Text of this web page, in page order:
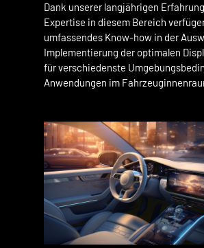
Dank unserer langjährigen
Expertise in diesem Bereich
umfassendes Know-how in der
Implementierung der optimalen
für verschiedenste
Anwendungen im